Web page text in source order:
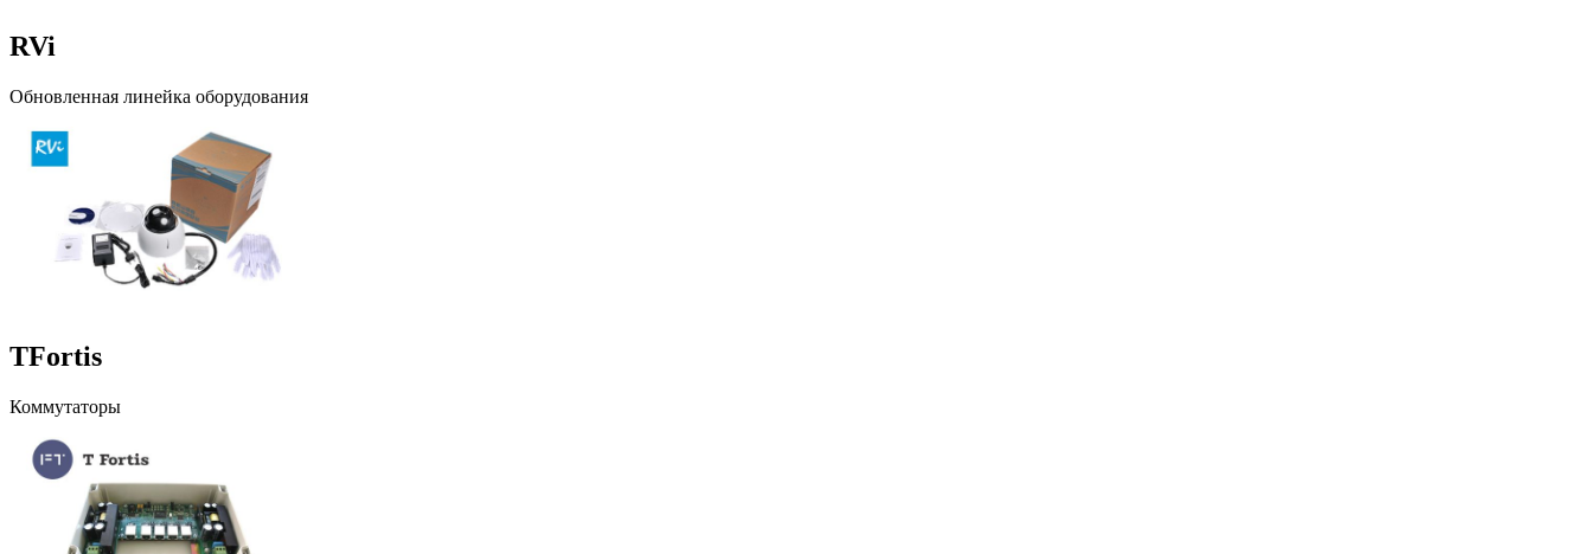
RVi
Обновленная линейка оборудования
TFortis
Коммутаторы